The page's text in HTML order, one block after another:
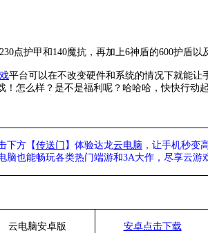
点护甲和140魔抗，再加上6神盾的600护盾
平台可以在不改变硬件和系统的情况下就能让
怎么样？是不是福利呢？哈哈哈，快快行动
下方【传送门 】 体验达龙云电脑 ，让手机秒变
脑也能畅玩各类热门端游和3A大作， 尽享云游
云电脑安卓版 安卓点击下载